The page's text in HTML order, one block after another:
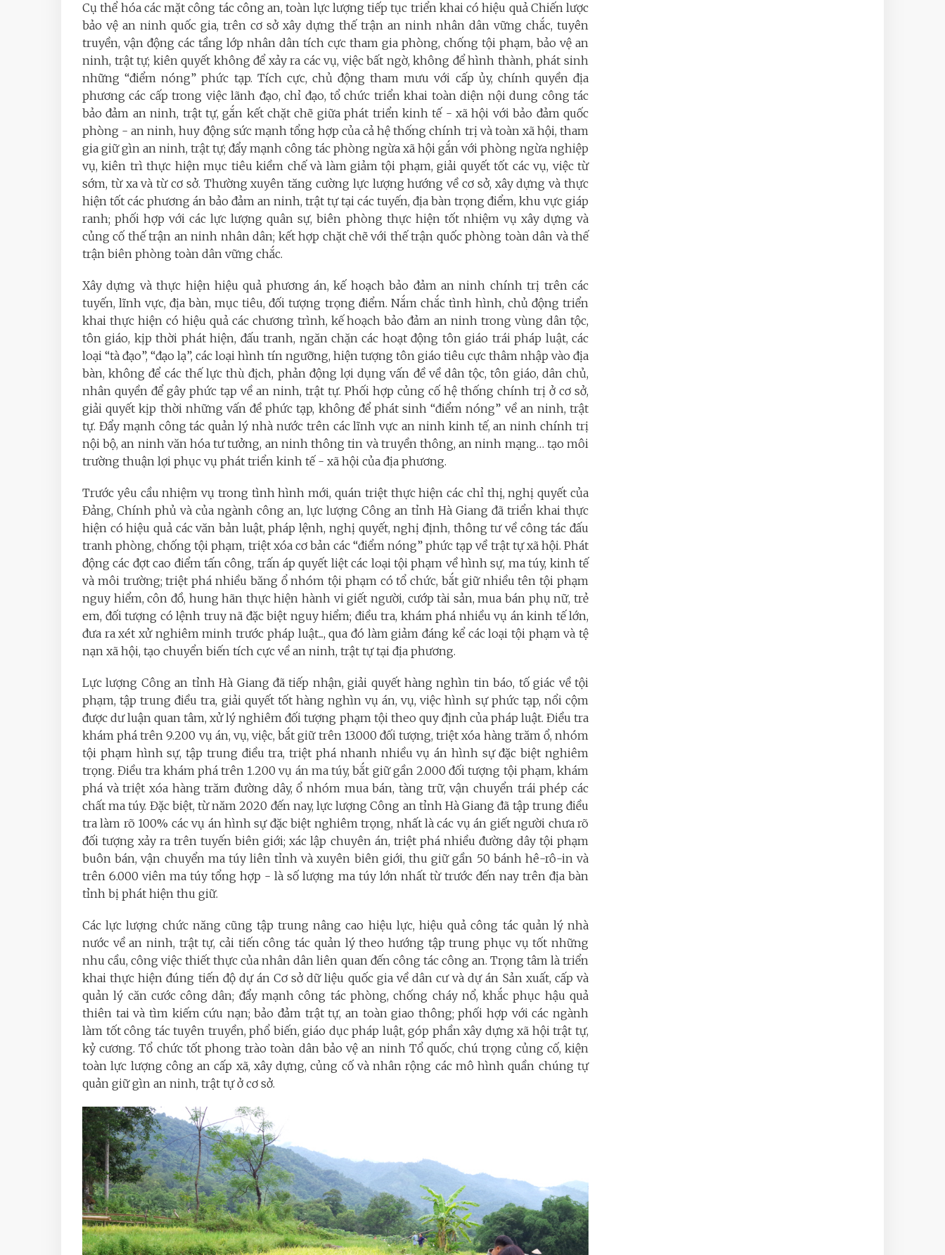
Cụ thể hóa các mặt công tác công an, toàn lực lượng tiếp tục triển khai có hiệu quả Chiến lược
bảo vệ an ninh quốc gia, trên cơ sở xây dựng thế trận an ninh nhân dân vững chắc, tuyên
truyền, vận động các tầng lớp nhân dân tích cực tham gia phòng, chống tội phạm, bảo vệ an
ninh, trật tự; kiên quyết không để xảy ra các vụ, việc bất ngờ, không để hình thành, phát sinh
những “điểm nóng” phức tạp. Tích cực, chủ động tham mưu với cấp ủy, chính quyền địa
phương các cấp trong việc lãnh đạo, chỉ đạo, tổ chức triển khai toàn diện nội dung công tác
bảo đảm an ninh, trật tự, gắn kết chặt chẽ giữa phát triển kinh tế - xã hội với bảo đảm quốc
phòng - an ninh, huy động sức mạnh tổng hợp của cả hệ thống chính trị và toàn xã hội, tham
gia giữ gìn an ninh, trật tự; đẩy mạnh công tác phòng ngừa xã hội gắn với phòng ngừa nghiệp
vụ, kiên trì thực hiện mục tiêu kiềm chế và làm giảm tội phạm, giải quyết tốt các vụ, việc từ
sớm, từ xa và từ cơ sở. Thường xuyên tăng cường lực lượng hướng về cơ sở, xây dựng và thực
hiện tốt các phương án bảo đảm an ninh, trật tự tại các tuyến, địa bàn trọng điểm, khu vực giáp
ranh; phối hợp với các lực lượng quân sự, biên phòng thực hiện tốt nhiệm vụ xây dựng và
củng cố thế trận an ninh nhân dân; kết hợp chặt chẽ với thế trận quốc phòng toàn dân và thế
trận biên phòng toàn dân vững chắc.
Xây dựng và thực hiện hiệu quả phương án, kế hoạch bảo đảm an ninh chính trị trên các
tuyến, lĩnh vực, địa bàn, mục tiêu, đối tượng trọng điểm. Nắm chắc tình hình, chủ động triển
khai thực hiện có hiệu quả các chương trình, kế hoạch bảo đảm an ninh trong vùng dân tộc,
tôn giáo, kịp thời phát hiện, đấu tranh, ngăn chặn các hoạt động tôn giáo trái pháp luật, các
loại “tà đạo”, “đạo lạ”, các loại hình tín ngưỡng, hiện tượng tôn giáo tiêu cực thâm nhập vào địa
bàn, không để các thế lực thù địch, phản động lợi dụng vấn đề về dân tộc, tôn giáo, dân chủ,
nhân quyền để gây phức tạp về an ninh, trật tự. Phối hợp củng cố hệ thống chính trị ở cơ sở,
giải quyết kịp thời những vấn đề phức tạp, không để phát sinh “điểm nóng” về an ninh, trật
tự. Đẩy mạnh công tác quản lý nhà nước trên các lĩnh vực an ninh kinh tế, an ninh chính trị
nội bộ, an ninh văn hóa tư tưởng, an ninh thông tin và truyền thông, an ninh mạng… tạo môi
trường thuận lợi phục vụ phát triển kinh tế - xã hội của địa phương.
Trước yêu cầu nhiệm vụ trong tình hình mới, quán triệt thực hiện các chỉ thị, nghị quyết của
Đảng, Chính phủ và của ngành công an, lực lượng Công an tỉnh Hà Giang đã triển khai thực
hiện có hiệu quả các văn bản luật, pháp lệnh, nghị quyết, nghị định, thông tư về công tác đấu
tranh phòng, chống tội phạm, triệt xóa cơ bản các “điểm nóng” phức tạp về trật tự xã hội. Phát
động các đợt cao điểm tấn công, trấn áp quyết liệt các loại tội phạm về hình sự, ma túy, kinh tế
và môi trường; triệt phá nhiều băng ổ nhóm tội phạm có tổ chức, bắt giữ nhiều tên tội phạm
nguy hiểm, côn đồ, hung hãn thực hiện hành vi giết người, cướp tài sản, mua bán phụ nữ, trẻ
em, đối tượng có lệnh truy nã đặc biệt nguy hiểm; điều tra, khám phá nhiều vụ án kinh tế lớn,
đưa ra xét xử nghiêm minh trước pháp luật..., qua đó làm giảm đáng kể các loại tội phạm và tệ
nạn xã hội, tạo chuyển biến tích cực về an ninh, trật tự tại địa phương.
Lực lượng Công an tỉnh Hà Giang đã tiếp nhận, giải quyết hàng nghìn tin báo, tố giác về tội
phạm, tập trung điều tra, giải quyết tốt hàng nghìn vụ án, vụ, việc hình sự phức tạp, nổi cộm
được dư luận quan tâm, xử lý nghiêm đối tượng phạm tội theo quy định của pháp luật. Điều tra
khám phá trên 9.200 vụ án, vụ, việc, bắt giữ trên 13.000 đối tượng, triệt xóa hàng trăm ổ, nhóm
tội phạm hình sự, tập trung điều tra, triệt phá nhanh nhiều vụ án hình sự đặc biệt nghiêm
trọng. Điều tra khám phá trên 1.200 vụ án ma túy, bắt giữ gần 2.000 đối tượng tội phạm, khám
phá và triệt xóa hàng trăm đường dây, ổ nhóm mua bán, tàng trữ, vận chuyển trái phép các
chất ma túy. Đặc biệt, từ năm 2020 đến nay, lực lượng Công an tỉnh Hà Giang đã tập trung điều
tra làm rõ 100% các vụ án hình sự đặc biệt nghiêm trọng, nhất là các vụ án giết người chưa rõ
đối tượng xảy ra trên tuyến biên giới; xác lập chuyên án, triệt phá nhiều đường dây tội phạm
buôn bán, vận chuyển ma túy liên tỉnh và xuyên biên giới, thu giữ gần 50 bánh hê-rô-in và
trên 6.000 viên ma túy tổng hợp - là số lượng ma túy lớn nhất từ trước đến nay trên địa bàn
tỉnh bị phát hiện thu giữ.
Các lực lượng chức năng cũng tập trung nâng cao hiệu lực, hiệu quả công tác quản lý nhà
nước về an ninh, trật tự, cải tiến công tác quản lý theo hướng tập trung phục vụ tốt những
nhu cầu, công việc thiết thực của nhân dân liên quan đến công tác công an. Trọng tâm là triển
khai thực hiện đúng tiến độ dự án Cơ sở dữ liệu quốc gia về dân cư và dự án Sản xuất, cấp và
quản lý căn cước công dân; đẩy mạnh công tác phòng, chống cháy nổ, khắc phục hậu quả
thiên tai và tìm kiếm cứu nạn; bảo đảm trật tự, an toàn giao thông; phối hợp với các ngành
làm tốt công tác tuyên truyền, phổ biến, giáo dục pháp luật, góp phần xây dựng xã hội trật tự,
kỷ cương. Tổ chức tốt phong trào toàn dân bảo vệ an ninh Tổ quốc, chú trọng củng cố, kiện
toàn lực lượng công an cấp xã, xây dựng, củng cố và nhân rộng các mô hình quần chúng tự
quản giữ gìn an ninh, trật tự ở cơ sở.